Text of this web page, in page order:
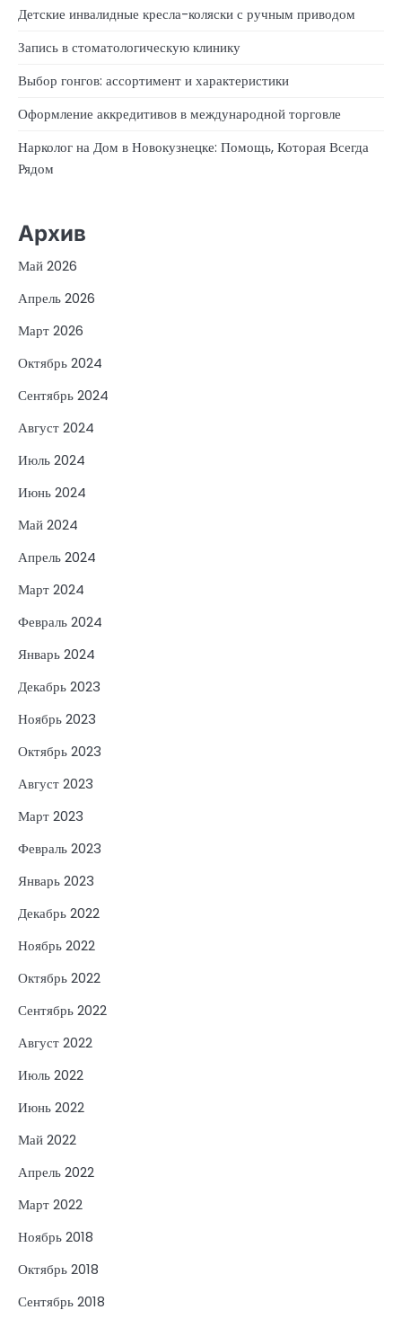
Детские инвалидные кресла-коляски с ручным приводом
Запись в стоматологическую клинику
Выбор гонгов: ассортимент и характеристики
Оформление аккредитивов в международной торговле
Нарколог на Дом в Новокузнецке: Помощь, Которая Всегда
Рядом
Архив
Май 2026
Апрель 2026
Март 2026
Октябрь 2024
Сентябрь 2024
Август 2024
Июль 2024
Июнь 2024
Май 2024
Апрель 2024
Март 2024
Февраль 2024
Январь 2024
Декабрь 2023
Ноябрь 2023
Октябрь 2023
Август 2023
Март 2023
Февраль 2023
Январь 2023
Декабрь 2022
Ноябрь 2022
Октябрь 2022
Сентябрь 2022
Август 2022
Июль 2022
Июнь 2022
Май 2022
Апрель 2022
Март 2022
Ноябрь 2018
Октябрь 2018
Сентябрь 2018